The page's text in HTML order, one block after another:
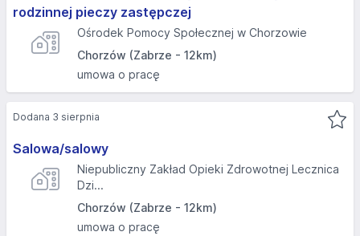
rodzinnej pieczy zastępczej
Ośrodek Pomocy Społecznej w Chorzowie
Chorzów (Zabrze - 12km)
umowa o pracę
Salowa/salowy
Niepubliczny Zakład Opieki Zdrowotnej Lecznica
Dzi...
Chorzów (Zabrze - 12km)
umowa o pracę
Dodana 3 sierpnia